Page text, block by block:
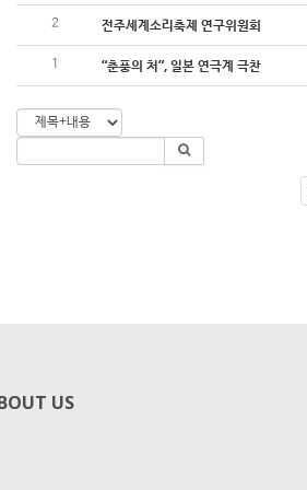
2 전주세계소리축제 연구위원회
1 “춘풍의 처”, 일본 연극계 극찬
US